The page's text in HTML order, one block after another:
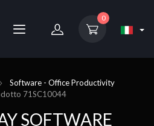
0
Software - Office Productivity
71SC10044
SOFTWARE